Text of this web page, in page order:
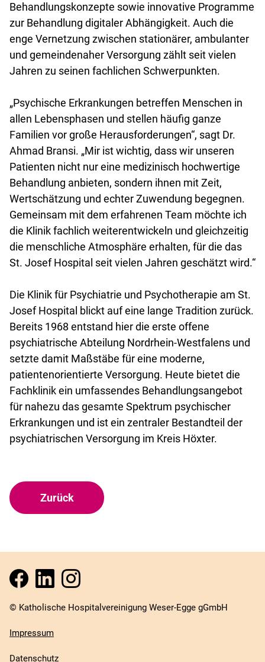
Behandlungskonzepte sowie innovative Programme
zur Behandlung digitaler Abhängigkeit. Auch die
enge Vernetzung zwischen stationärer, ambulanter
und gemeindenaher Versorgung zählt seit vielen
Jahren zu seinen fachlichen Schwerpunkten.
„Psychische Erkrankungen betreffen Menschen in
allen Lebensphasen und stellen häufig ganze
Familien vor große Herausforderungen“, sagt Dr.
Ahmad Bransi. „Mir ist wichtig, dass wir unseren
Patienten nicht nur eine medizinisch hochwertige
Behandlung anbieten, sondern ihnen mit Zeit,
Wertschätzung und echter Zuwendung begegnen.
Gemeinsam mit dem erfahrenen Team möchte ich
die Klinik fachlich weiterentwickeln und gleichzeitig
die menschliche Atmosphäre erhalten, für die das
St. Josef Hospital seit vielen Jahren geschätzt wird.“
Die Klinik für Psychiatrie und Psychotherapie am St.
Josef Hospital blickt auf eine lange Tradition zurück.
Bereits 1968 entstand hier die erste offene
psychiatrische Abteilung Nordrhein-Westfalens und
setzte damit Maßstäbe für eine moderne,
patientenorientierte Versorgung. Heute bietet die
Fachklinik ein umfassendes Behandlungsangebot
für nahezu das gesamte Spektrum psychischer
Erkrankungen und ist ein zentraler Bestandteil der
psychiatrischen Versorgung im Kreis Höxter.
Zurück
© Katholische Hospitalvereinigung Weser-Egge gGmbH
Impressum
Datenschutz